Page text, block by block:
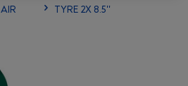
TYRE 2X 8.5''